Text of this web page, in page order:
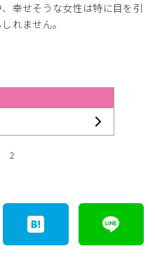
幸せそうな女性は特に目を引
れません。
2